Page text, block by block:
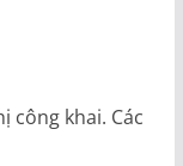
công khai. Các